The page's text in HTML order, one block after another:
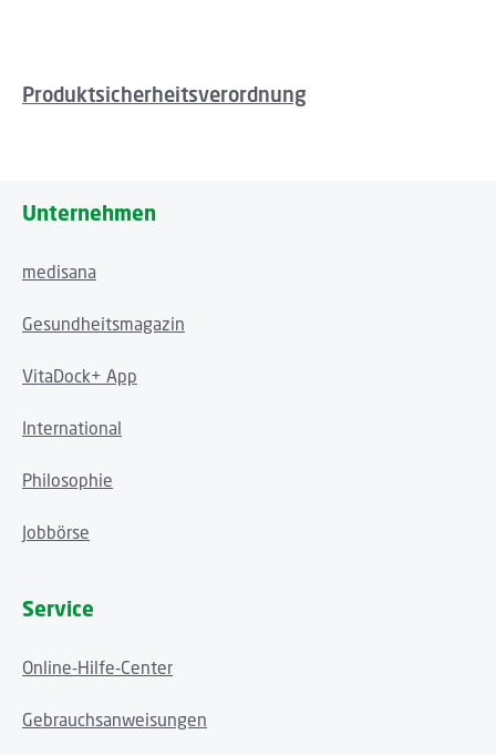
Produktsicherheitsverordnung
Unternehmen
medisana
Gesundheitsmagazin
VitaDock+ App
International
Philosophie
Jobbörse
Service
Online-Hilfe-Center
Gebrauchsanweisungen